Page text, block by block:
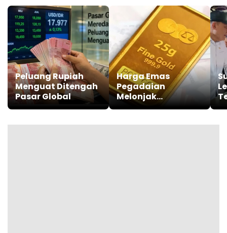
Peluang Rupiah
Menguat Ditengah
Pasar Global
Harga Emas
Pegadaian
Melonjak
Signifikan, Galeri24
Tren Positif